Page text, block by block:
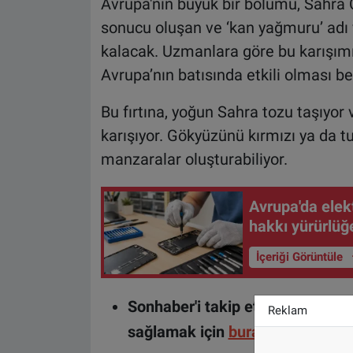
Avrupa'nın büyük bir bölümü,
sonucu oluşan ve ‘kan yağmuru’
kalacak. Uzmanlara göre bu
Avrupa’nın batısında etkili olması
Bu fırtına, yoğun Sahra tozu
karışıyor. Gökyüzünü kırmızı ya
manzaralar oluşturabiliyor.
Avrupa'da
hakkı
İçeriği Görüntüle
Sonhaber'i takip etmek ve
sağlamak için buraya tıklayın.
Reklam